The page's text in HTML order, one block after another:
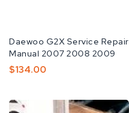
공
급
업
Daewoo G2X Service Repair
Manual 2007 2008 2009
정
$134.00
Daewoo